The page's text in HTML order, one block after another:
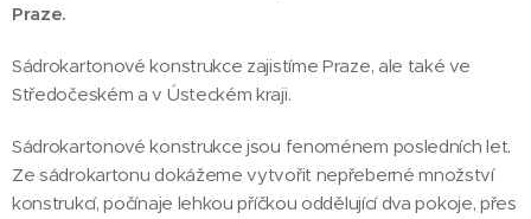
Praze.
Sádrokartonové konstrukce zajistíme Praze, ale také ve
Středočeském a v Ústeckém kraji.
Sádrokartonové konstrukce jsou fenoménem posledních let.
Ze sádrokartonu dokážeme vytvořit nepřeberné množství
konstrukcí, počínaje lehkou příčkou oddělující dva pokoje, přes